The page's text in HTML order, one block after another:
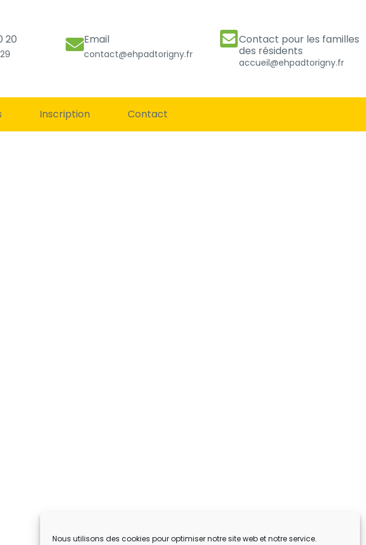
Nous utilisons des cookies pour optimiser notre site web et notre service.
20 Email
contact@ehpadtorigny.fr
Contact pour les familles
des résidents
accueil@ehpadtorigny.fr
Inscription Contact